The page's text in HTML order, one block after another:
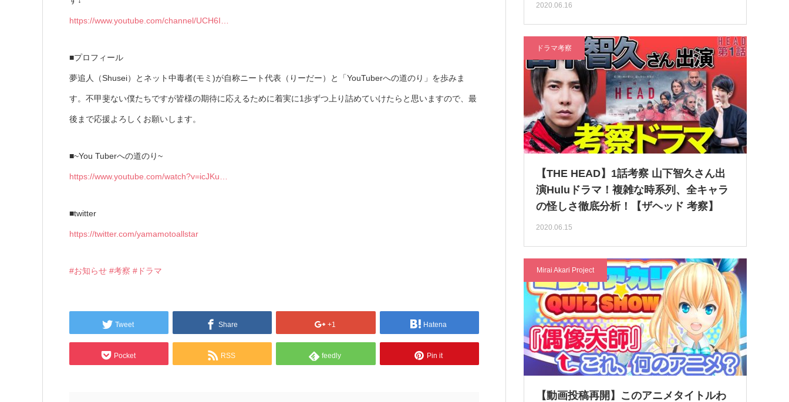
https://www.youtube.com/channel/UCH6I…
■プロフィール
夢追人（Shusei）とネット中毒者(モミ)が自称ニート代表（りーだー）と「YouTuberへの道のり」を歩みま
す。不甲斐ない僕たちですが皆様の期待に応えるために着実に1歩ずつ上り詰めていけたらと思いますので、最
後まで応援よろしくお願いします。
■~You Tuberへの道のり~
https://www.youtube.com/watch?v=icJKu…
■twitter
https://twitter.com/yamamotoallstar
#お知らせ #考察 #ドラマ
Tweet Share +1 Hatena
Pocket RSS feedly Pin it
2020.06.16
ドラマ考察
【THE HEAD】1話考察 山下智久さん出
演Huluドラマ！複雑な時系列、全キャラ
の怪しさ徹底分析！【ザヘッド 考察】
2020.06.15
Mirai Akari Project
【動画投稿再開】このアニメタイトルわ